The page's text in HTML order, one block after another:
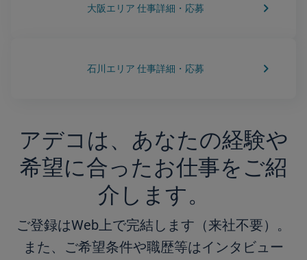
大阪エリア 仕事詳細・応募 keyboard_arrow_right
石川エリア 仕事詳細・応募 keyboard_arrow_right
アデコは、あなたの経験や
希望に合ったお仕事をご紹
介します。
ご登録はWeb上で完結します（来社不要）。
また、ご希望条件や職歴等はインタビュー